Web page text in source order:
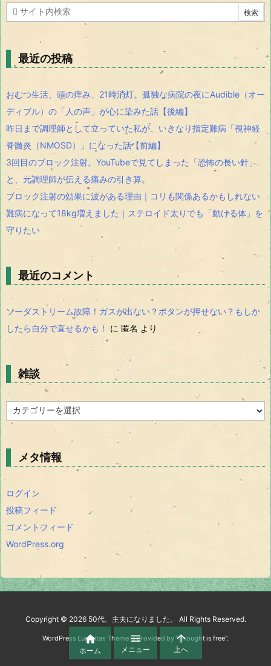
最近の投稿
おむつ生活、頭の痒み、21時消灯。孤独な病院の夜にAudible（オー
ディブル）の「人の声」が心に染みた話【後編】
昨日まで調理師として立っていた私が、いきなり指定難病「視神経
脊髄炎（NMOSD）」になった話【前編】
3回目のブロック注射。YouTubeで見てしまった「恐怖の長い針」
と、元調理師が伝える痛みの引き算。
ブロック注射の効果に波がある理由｜コリも関係あるかもしれない
難病になって18kg増えました｜ステロイド太りでも「動ける体」を
守りたい
最近のコメント
ソーダストリーム故障！ガスが出ない？ボタンが押せない？もしか
したら自分で直せるかも！
に 匿名 より
雑談
談
メタ情報
ログイン
投稿フィード
コメントフィード
WordPress.org
Copyright © 2026 50代、主夫になりました。 All Rights Reserved.
WordPress Luxeritas Theme is provided by "Thought is free".

ホーム

メニュー

上へ